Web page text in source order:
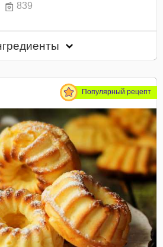
839
Популярный рецепт